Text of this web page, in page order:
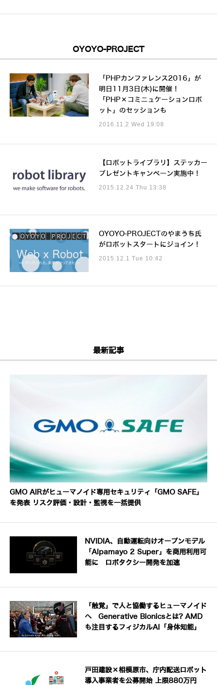
OYOYO-PROJECT
「PHPカンファレンス2016」が
明日11月3日(木)に開催！
「PHP×コミニュケーションロボ
ット」のセッションも
2016.11.2 Wed 19:08
【ロボットライブラリ】ステッカー
プレゼントキャンペーン実施中！
2015.12.24 Thu 13:38
OYOYO-PROJECTのやまうち氏
がロボットスタートにジョイン！
2015.12.1 Tue 10:42
最新記事
GMO AIRがヒューマノイド専用セキュリティ「GMO SAFE」
を発表 リスク評価・設計・監視を一括提供
NVIDIA、自動運転向けオープンモデル
「Alpamayo 2 Super」を商用利用可
能に ロボタクシー開発を加速
「触覚」で人と協働するヒューマノイド
へ Generative Bionicsとは? AMD
も注目するフィジカルAI「身体知能」
戸田建設×相模原市、庁内配送ロボット
導入事業者を公募開始 上限880万円